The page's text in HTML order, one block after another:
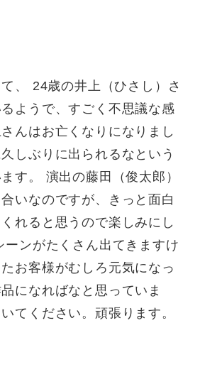
、 24歳の井上（ひさし）さ
ようで、すごく不思議な感
んはお亡くなりになりまし
しぶりに出られるなという
す。 演出の藤田（俊太郎）
いなのですが、きっと面白
れると思うので楽しみにし
ーンがたくさん出てきますけ
お客様がむしろ元気になっ
になればなと思っていま
てください。頑張ります。